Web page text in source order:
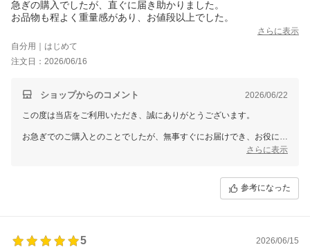
急ぎの購入でしたが、直ぐに届き助かりました。
お品物も程よく重量感があり、お値段以上でした。
さらに表示
自分用｜はじめて
注文日：2026/06/16
ショップからのコメント 2026/06/22
この度は当店をご利用いただき、誠にありがとうございます。
お急ぎでのご購入とのことでしたが、無事すぐにお届けでき、お役に立
大切な場面で、安心してお使いいただけましたら幸いです。
さらに表示
参考になった
5
2026/06/15